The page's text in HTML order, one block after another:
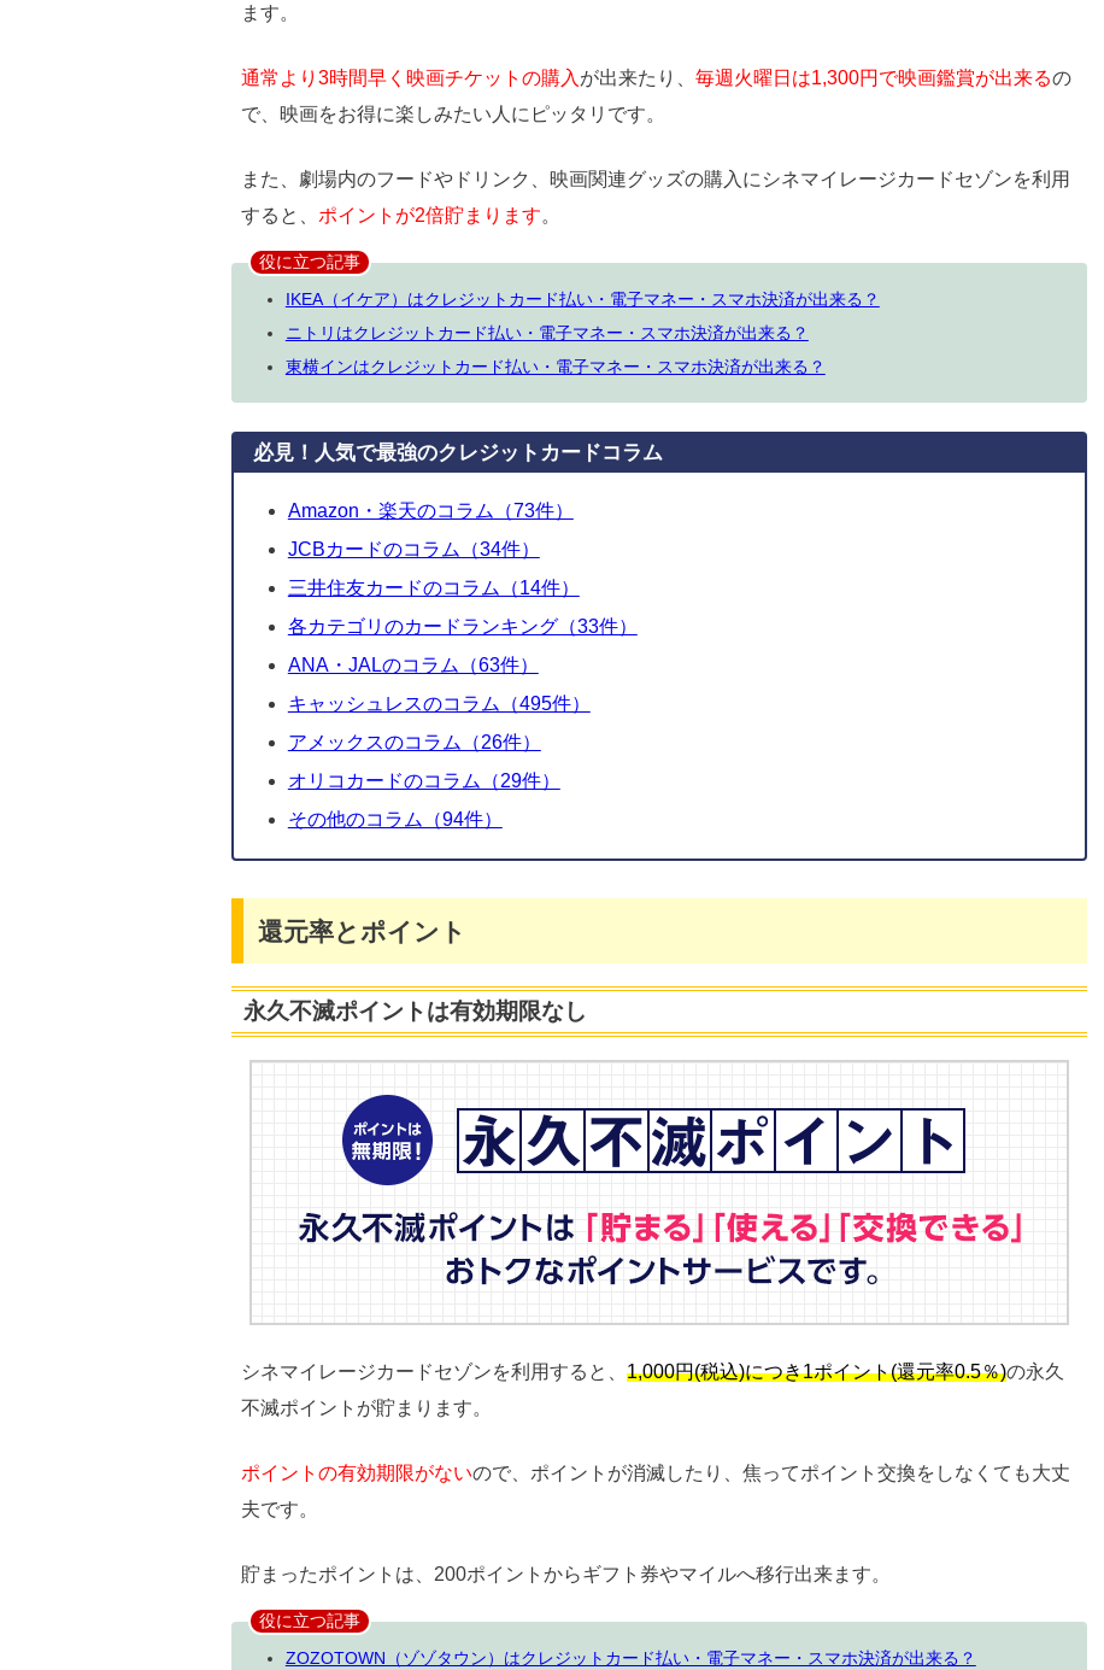
ます。
通常より3時間早く映画チケットの購入 が出来たり、 毎週火曜日は1,300円で映画鑑賞が出来るの
で、映画をお得に楽しみたい人にピッタリです。
また、劇場内のフードやドリンク、映画関連グッズの購入にシネマイレージカードセゾンを利用
すると、 ポイントが2倍貯まります。
役に立つ記事
IKEA（イケア）はクレジットカード払い・電子マネー・スマホ決済が出来る？
ニトリはクレジットカード払い・電子マネー・スマホ決済が出来る？
東横インはクレジットカード払い・電子マネー・スマホ決済が出来る？
必見！人気で最強のクレジットカードコラム
Amazon・楽天のコラム（73件）
JCBカードのコラム（34件）
三井住友カードのコラム（14件）
各カテゴリのカードランキング（33件）
ANA・JALのコラム（63件）
キャッシュレスのコラム（495件）
アメックスのコラム（26件）
オリコカードのコラム（29件）
その他のコラム（94件）
還元率とポイント
永久不滅ポイントは有効期限なし
シネマイレージカードセゾンを利用すると、 1,000円(税込)につき1ポイント(還元率0.5％)の永久
不滅ポイントが貯まります。
ポイントの有効期限がないので、ポイントが消滅したり、焦ってポイント交換をしなくても大丈
夫です。
貯まったポイントは、200ポイントからギフト券やマイルへ移行出来ます。
役に立つ記事
ZOZOTOWN（ゾゾタウン）はクレジットカード払い・電子マネー・スマホ決済が出来る？